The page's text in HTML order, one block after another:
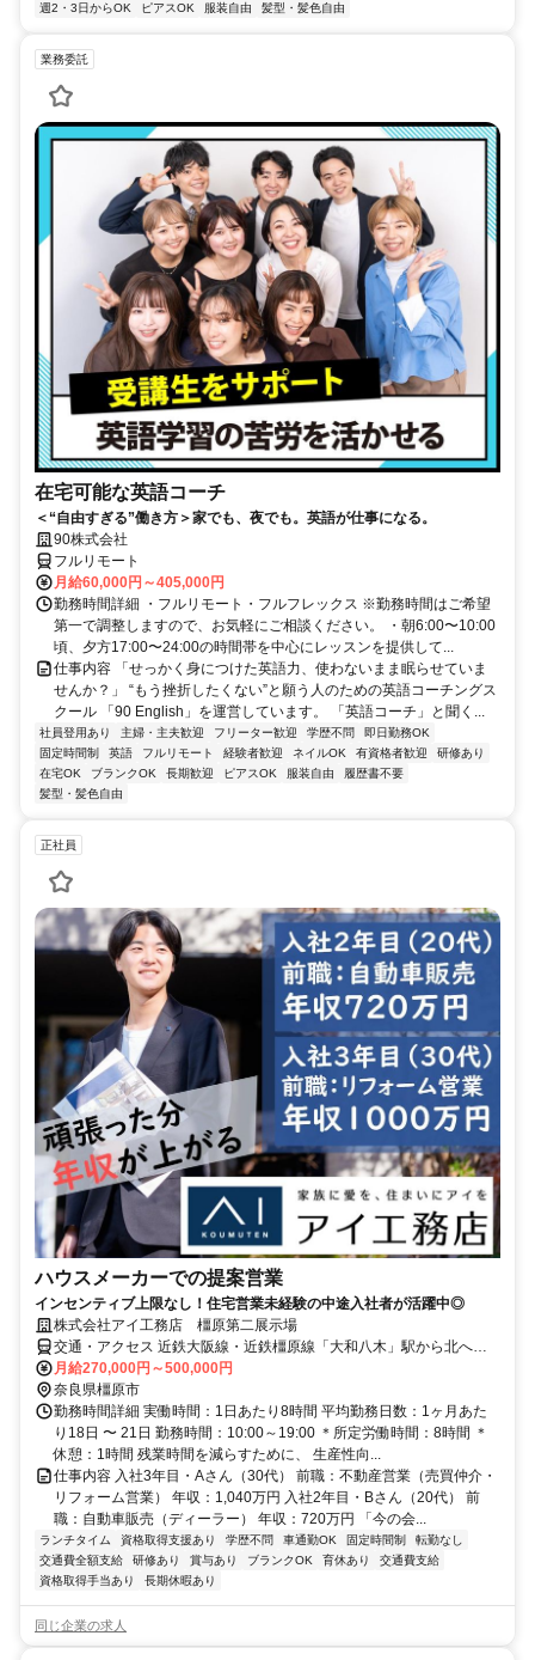
週2・3日からOK
ピアスOK 服装自由 髪型・髪色自由
業務委託
在宅可能な英語コーチ
＜“自由すぎる”働き方＞家でも、夜でも。英語が仕事になる。
90株式会社
フルリモート
月給60,000円～405,000円
勤務時間詳細 ・フルリモート・フルフレックス ※勤務時間はご希望
第一で調整しますので、お気軽にご相談ください。 ・朝6:00〜10:00
頃、夕方17:00〜24:00の時間帯を中心にレッスンを提供して...
仕事内容 「せっかく身につけた英語力、使わないまま眠らせていま
せんか？」 “もう挫折したくない”と願う人のための英語コーチングス
クール 「90 English」を運営しています。 「英語コーチ」と聞く...
社員登用あり 主婦・主夫歓迎 フリーター歓迎 学歴不問
即日勤務OK
固定時間制
英語 フルリモート 経験者歓迎 ネイルOK 有資格者歓迎
研修あり
在宅OK
ブランクOK 長期歓迎 ピアスOK 服装自由
履歴書不要
髪型・髪色自由
正社員
ハウスメーカーでの提案営業
インセンティブ上限なし！住宅営業未経験の中途入社者が活躍中◎
株式会社アイ工務店 橿原第二展示場
交通・アクセス 近鉄大阪線・近鉄橿原線「大和八木」駅から北へ徒
歩5分
月給270,000円～500,000円
奈良県橿原市
勤務時間詳細 実働時間：1日あたり8時間 平均勤務日数：1ヶ月あた
り18日 〜 21日 勤務時間：10:00～19:00 ＊所定労働時間：8時間 ＊
休憩：1時間 残業時間を減らすために、 生産性向...
仕事内容 入社3年目・Aさん（30代） 前職：不動産営業（売買仲介・
リフォーム営業） 年収：1,040万円 入社2年目・Bさん（20代） 前
職：自動車販売（ディーラー） 年収：720万円 「今の会...
ランチタイム 資格取得支援あり 学歴不問 車通勤OK 固定時間制
転勤なし
交通費全額支給
研修あり 賞与あり ブランクOK 育休あり
交通費支給
資格取得手当あり
長期休暇あり
同じ企業の求人